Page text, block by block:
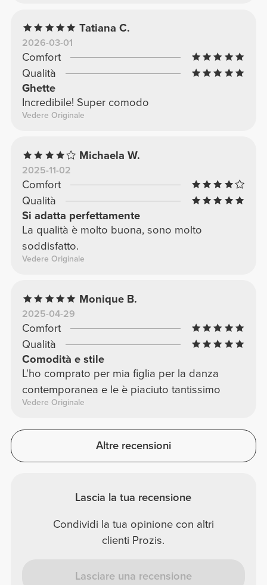
Tatiana C.
2026-03-01
Comfort
Qualità
Ghette
Incredibile! Super comodo
Vedere Originale
Michaela W.
2025-11-02
Comfort
Qualità
Si adatta perfettamente
La qualità è molto buona, sono molto
soddisfatto.
Vedere Originale
Monique B.
2025-04-29
Comfort
Qualità
Comodità e stile
L'ho comprato per mia figlia per la danza
contemporanea e le è piaciuto tantissimo
Vedere Originale
Altre recensioni
Lascia la tua recensione
Condividi la tua opinione con altri
clienti Prozis.
Lasciare una recensione